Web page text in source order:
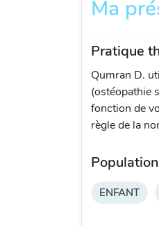
Ma
Pratique
Qumran D.
(ostéopathie
fonction de
règle de la
ENFANT